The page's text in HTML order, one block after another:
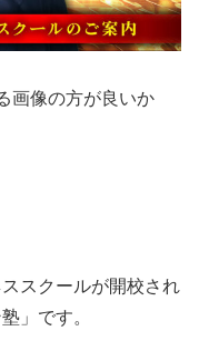
画像の方が良いか
スクールが開校され
」です。